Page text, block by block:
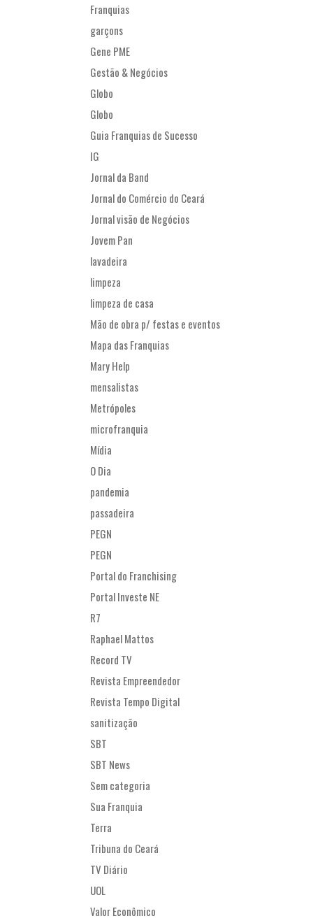
Franquias
garçons
Gene PME
Gestão & Negócios
Globo
Globo
Guia Franquias de Sucesso
IG
Jornal da Band
Jornal do Comércio do Ceará
Jornal visão de Negócios
Jovem Pan
lavadeira
limpeza
limpeza de casa
Mão de obra p/ festas e eventos
Mapa das Franquias
Mary Help
mensalistas
Metrópoles
microfranquia
Mídia
O Dia
pandemia
passadeira
PEGN
PEGN
Portal do Franchising
Portal Investe NE
R7
Raphael Mattos
Record TV
Revista Empreendedor
Revista Tempo Digital
sanitização
SBT
SBT News
Sem categoria
Sua Franquia
Terra
Tribuna do Ceará
TV Diário
UOL
Valor Econômico